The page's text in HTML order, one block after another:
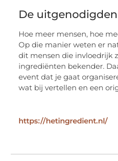
De
Hoe meer mensen, hoe
Op die manier weten er
dit mensen die invloedrijk
ingrediënten bekender.
event dat je gaat
wat bij vertellen en een
https://hetingredient.nl/